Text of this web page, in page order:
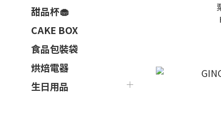
甜品杯🧁
CAKE BOX
食品包裝袋
烘焙電器
生日用品